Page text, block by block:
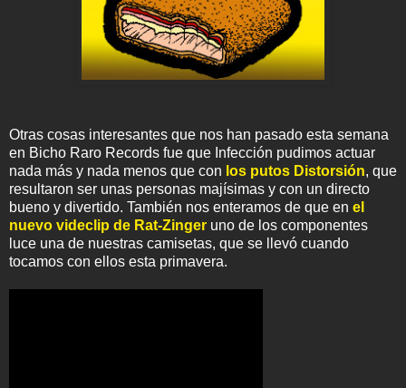
Otras cosas interesantes que nos han pasado esta semana
en Bicho Raro Records fue que Infección pudimos actuar
nada más y nada menos que con los putos Distorsión, que
resultaron ser unas personas majísimas y con un directo
bueno y divertido. También nos enteramos de que en el
nuevo videclip de Rat-Zinger uno de los componentes
luce una de nuestras camisetas, que se llevó cuando
tocamos con ellos esta primavera.